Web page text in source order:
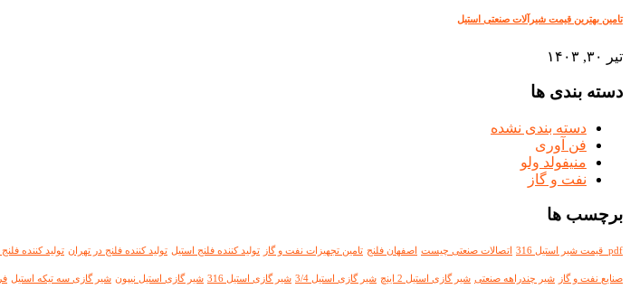
تامین بهترین قیمت شیرآلات صنعتی استیل
تیر ۳۰, ۱۴۰۳
دسته بندی ها
دسته بندی نشده
فن آوری
منیفولد ولو
نفت و گاز
برچسب ها
pdf قیمت شیر استیل 316 اتصالات صنعتی چیست اصفهان فلنج تامین تجهیزات نفت و گاز تولید کننده فلنج استیل تولید کننده فلنج در تهران تولید کننده
صنایع نفت و گاز شیر چندراهه صنعتی شیر گازی استیل 2 اینچ شیر گازی استیل 3/4 شیر گازی استیل 316 شیر گازی استیل نیپون شیر گازی سه تیکه استیل